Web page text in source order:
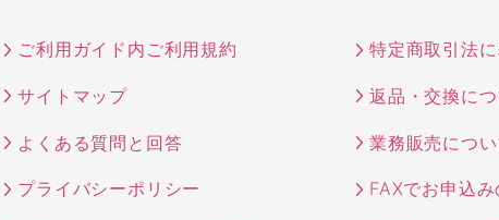
ご利用ガイド内ご利用規約 特定商取引法
サイトマップ 返品・交換につ
よくある質問と回答 業務販売につい
プライバシーポリシー FAXでお申込